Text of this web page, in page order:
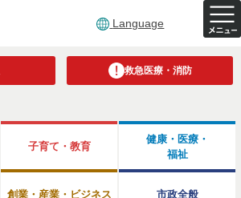
Language
救急医療・消防
子育て・教育
健康・医療・
福祉
創業・産業・ビジネス 市政全般